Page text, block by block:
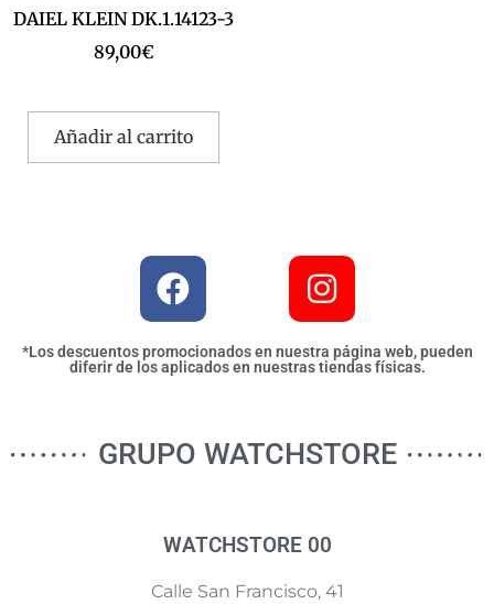
DAIEL KLEIN DK.1.14123-3
89,00€
Añadir al carrito
*Los descuentos promocionados en nuestra página web, pueden
diferir de los aplicados en nuestras tiendas físicas.
GRUPO WATCHSTORE
WATCHSTORE 00
Calle San Francisco, 41